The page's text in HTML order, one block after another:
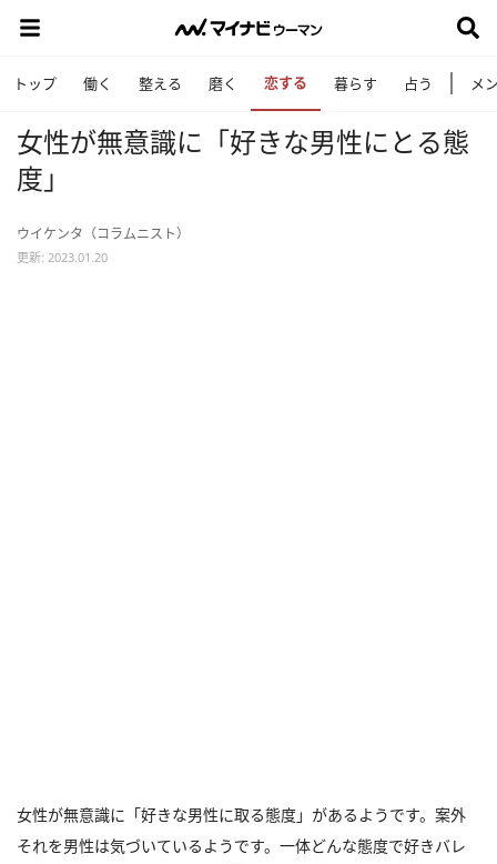
トップ 働く 整える 磨く 恋する 暮らす 占う メ
女性が無意識に「好きな男性にとる態
度」
ウイケンタ（コラムニスト）
更新: 2023.01.20
女性が無意識に「好きな男性に取る態度」があるようです。案外
それを男性は気づいているようです。一体どんな態度で好きバレ